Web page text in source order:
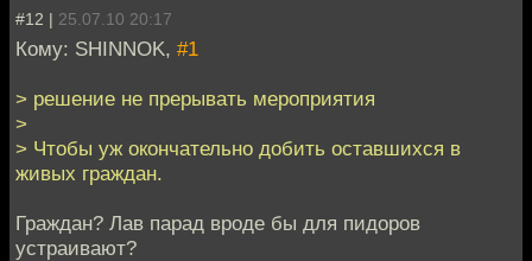
#12 | 25.07.10 20:17
Кому: SHINNOK, #1
> решение не прерывать мероприятия
>
> Чтобы уж окончательно добить оставшихся в
живых граждан.
Граждан? Лав парад вроде бы для пидоров
устраивают?